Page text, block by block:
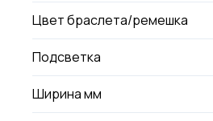
Цвет браслета/ремешка
Подсветка
Ширина мм